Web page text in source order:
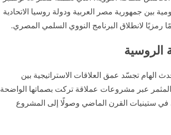
بين جمهورية مصر العربية ودولة روسيا الاتحادية
رمزيًا لانطلاق البرنامج النووي السلمي المصري.
الروسية
تجسّد عمق العلاقات الاستراتيجية بين
المثمر عبر مشروعات عملاقة تركت بصماتها الواضحة
في ستينيات القرن الماضي وصولًا إلى المشروع